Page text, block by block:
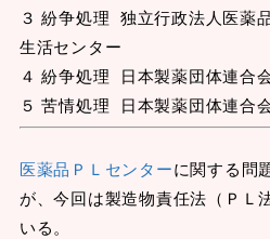
３ 紛争処理 独立行政法人医薬
生活センター
４ 紛争処理 日本製薬団体連合
５ 苦情処理 日本製薬団体連合
医薬品ＰＬセンターに関する問
が、今回は製造物責任法（ＰＬ
いる。